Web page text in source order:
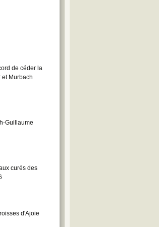
de céder la
Murbach
Guillaume
curés des
d'Ajoie